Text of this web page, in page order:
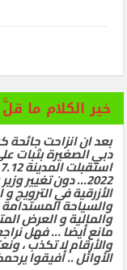
خير الكلام ما
بعد ان انزاحت
دبي الصغيرة بثبات
2022… دون تغيير
الأزرقية في الترويج
والسياحة المستدامة
والمالية و العرض
مانع أيضا … فهل
والأرقام لا تكذب ،
الأوائل .. أفيقوا